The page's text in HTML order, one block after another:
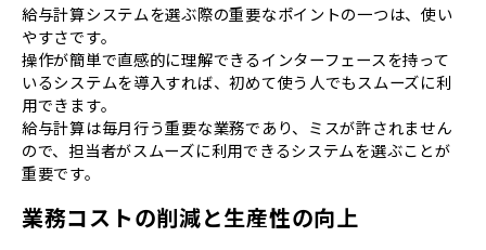
給与計算システムを選ぶ際の重要なポイントの一つは、使い
やすさです。
操作が簡単で直感的に理解できるインターフェースを持って
いるシステムを導入すれば、初めて使う人でもスムーズに利
用できます。
給与計算は毎月行う重要な業務であり、ミスが許されません
ので、担当者がスムーズに利用できるシステムを選ぶことが
重要です。
業務コストの削減と生産性の向上